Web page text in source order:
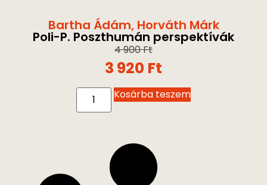
Bartha Ádám, Horváth Márk
Poli-P. Poszthumán perspektívák
4 900Ft
3 920 Ft
Kosárba teszem